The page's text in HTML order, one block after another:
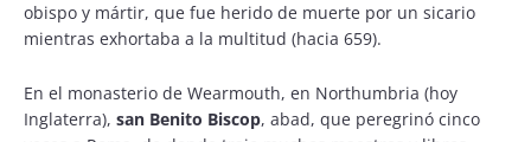
obispo y mártir, que fue herido de muerte por un sicario
mientras exhortaba a la multitud (hacia 659).
En el monasterio de Wearmouth, en Northumbria (hoy
Inglaterra), san Benito Biscop, abad, que peregrinó cinco